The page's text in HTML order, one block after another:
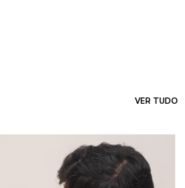
VER TUDO